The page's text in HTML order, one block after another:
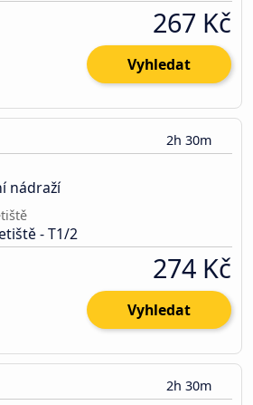
267 Kč
Vyhledat
2h 30m
nádraží
- T1/2
274 Kč
Vyhledat
2h 30m